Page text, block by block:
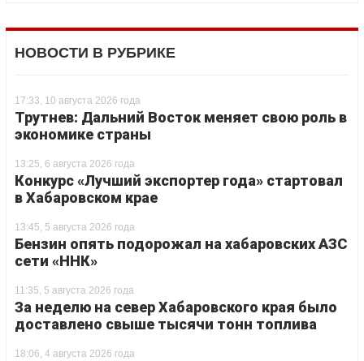
НОВОСТИ В РУБРИКЕ
17:33, 10 августа 2026 года
Трутнев: Дальний Восток меняет свою роль в
экономике страны
13:25, 6 августа 2026 года
Конкурс «Лучший экспортер года» стартовал
в Хабаровском крае
13:45, 5 августа 2026 года
Бензин опять подорожал на хабаровских АЗС
сети «ННК»
11:35, 5 августа 2026 года
За неделю на север Хабаровского края было
доставлено свыше тысячи тонн топлива
18:06, 4 августа 2026 года